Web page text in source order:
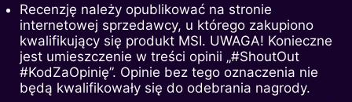
Recenzję należy opublikować na stronie
internetowej sprzedawcy, u którego zakupiono
kwalifikujący się produkt MSI. UWAGA! Konieczne
jest umieszczenie w treści opinii „#ShoutOut
#KodZaOpinię”. Opinie bez tego oznaczenia nie
będą kwalifikowały się do odebrania nagrody.